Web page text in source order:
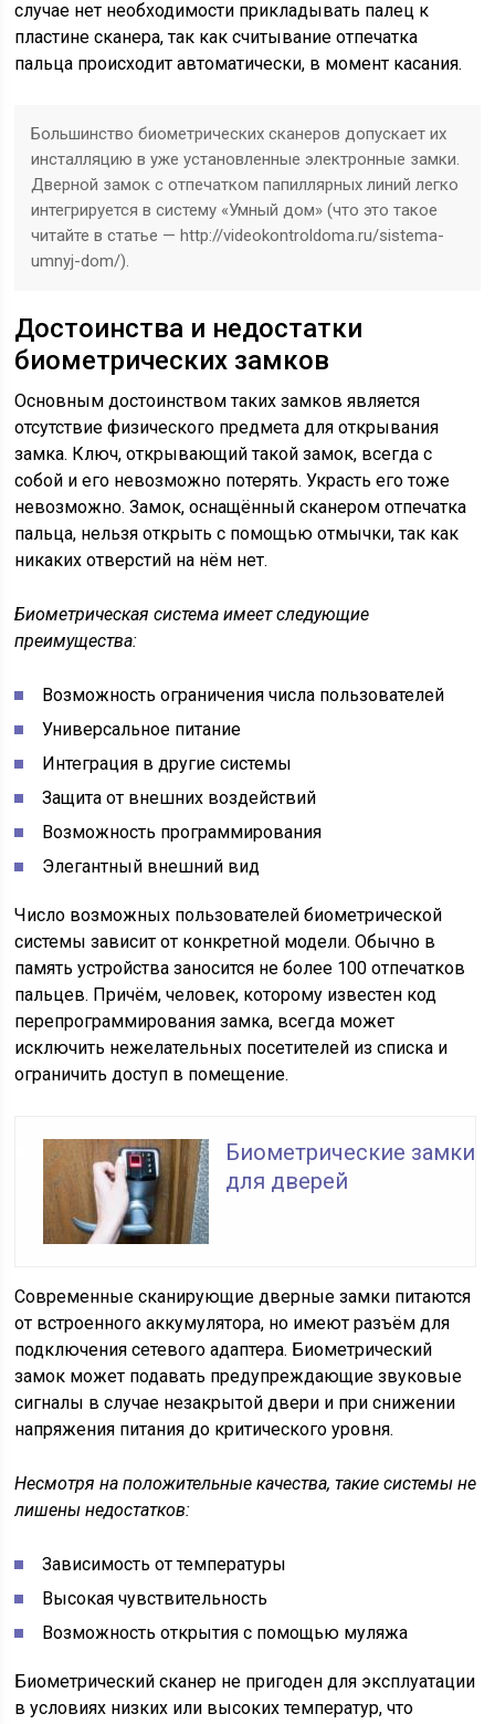
случае нет необходимости прикладывать палец к
пластине сканера, так как считывание отпечатка
пальца происходит автоматически, в момент касания.
Большинство биометрических сканеров допускает их
инсталляцию в уже установленные электронные замки.
Дверной замок с отпечатком папиллярных линий легко
интегрируется в систему «Умный дом» (что это такое
читайте в статье — http://videokontroldoma.ru/sistema-
umnyj-dom/).
Достоинства и недостатки
биометрических замков
Основным достоинством таких замков является
отсутствие физического предмета для открывания
замка. Ключ, открывающий такой замок, всегда с
собой и его невозможно потерять. Украсть его тоже
невозможно. Замок, оснащённый сканером отпечатка
пальца, нельзя открыть с помощью отмычки, так как
никаких отверстий на нём нет.
Биометрическая система имеет следующие
преимущества:
Возможность ограничения числа пользователей
Универсальное питание
Интеграция в другие системы
Защита от внешних воздействий
Возможность программирования
Элегантный внешний вид
Число возможных пользователей биометрической
системы зависит от конкретной модели. Обычно в
память устройства заносится не более 100 отпечатков
пальцев. Причём, человек, которому известен код
перепрограммирования замка, всегда может
исключить нежелательных посетителей из списка и
ограничить доступ в помещение.
Биометрические замки
для дверей
Современные сканирующие дверные замки питаются
от встроенного аккумулятора, но имеют разъём для
подключения сетевого адаптера. Биометрический
замок может подавать предупреждающие звуковые
сигналы в случае незакрытой двери и при снижении
напряжения питания до критического уровня.
Несмотря на положительные качества, такие системы не
лишены недостатков:
Зависимость от температуры
Высокая чувствительность
Возможность открытия с помощью муляжа
Биометрический сканер не пригоден для эксплуатации
в условиях низких или высоких температур, что